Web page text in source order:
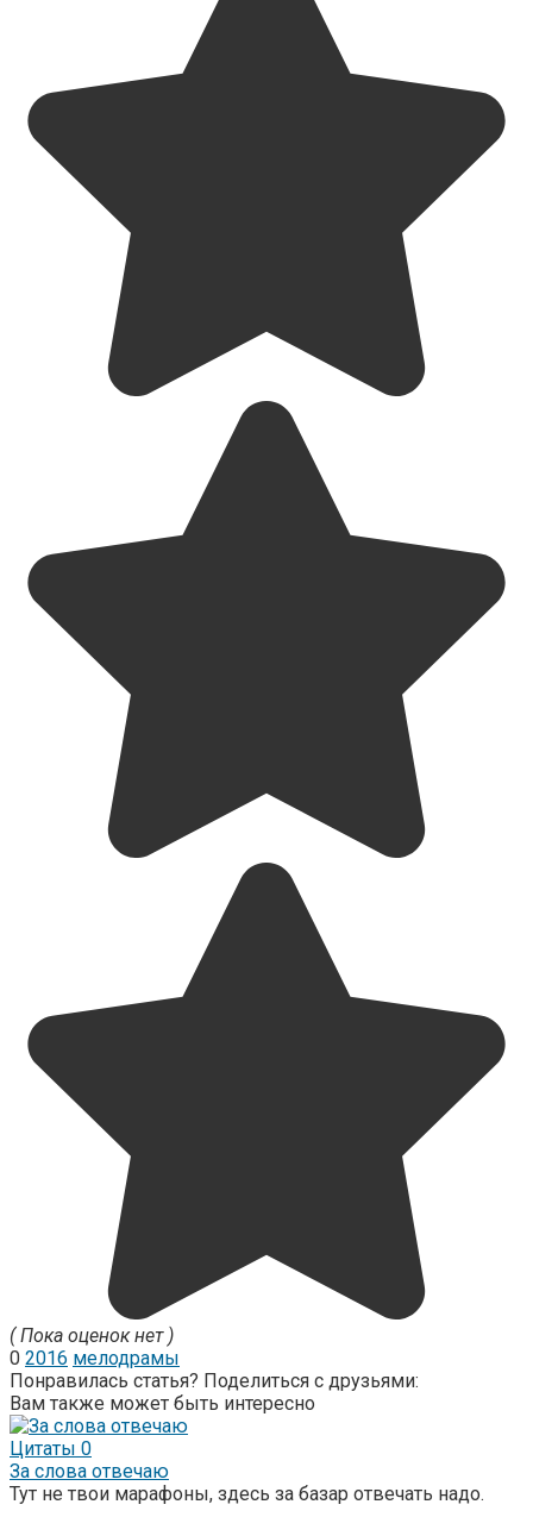
( Пока оценок нет )
0 2016 мелодрамы
Понравилась статья? Поделиться с друзьями:
Вам также может быть интересно
Цитаты 0
За слова отвечаю
Тут не твои марафоны, здесь за базар отвечать надо.